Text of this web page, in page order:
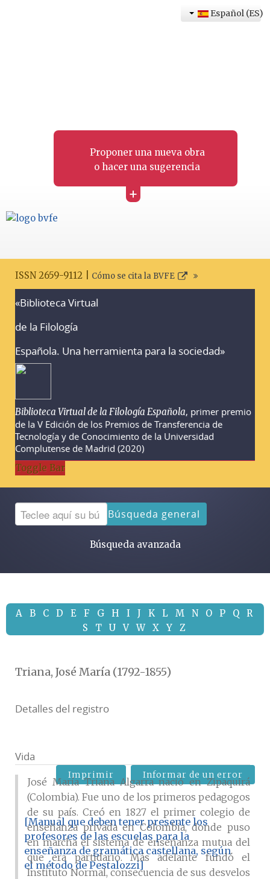
Proponer una nueva obra
o hacer una sugerencia
+
Español (ES)
ISSN 2659-9112 | Cómo se cita la BVFE
«Biblioteca Virtual
de la Filología
Española. Una herramienta para la sociedad»
Biblioteca Virtual de la Filología Española, primer premio
de la V Edición de los Premios de Transferencia de
Tecnología y de Conocimiento de la Universidad
Complutense de Madrid (2020)
Toggle Bar
Búsqueda general
Búsqueda avanzada
A B C D E F G H I J K L M N O P Q
R
S
T U V W X Y Z
Triana, José María (1792-1855)
Detalles del registro
Vida
José María Triana Algarra nació en Zipaquirá
(Colombia). Fue uno de los primeros pedagogos
de su país. Creó en 1827 el primer colegio de
enseñanza privada en Colombia, donde puso
en marcha el sistema de enseñanza mutua del
que era partidario. Más adelante fundó el
Instituto Normal, consecuencia de sus desvelos
Imprimir Informar de un error
[Manual que deben tener presente los
profesores de las escuelas para la
enseñanza de gramática castellana, según
el método de Pestalozzi]